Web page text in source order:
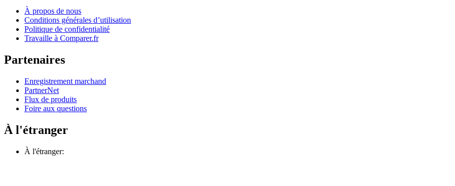
À propos de nous
Conditions générales d’utilisation
Politique de confidentialité
Travaille à Comparer.fr
Partenaires
Enregistrement marchand
PartnerNet
Flux de produits
Foire aux questions
À l'étranger
À l'étranger: